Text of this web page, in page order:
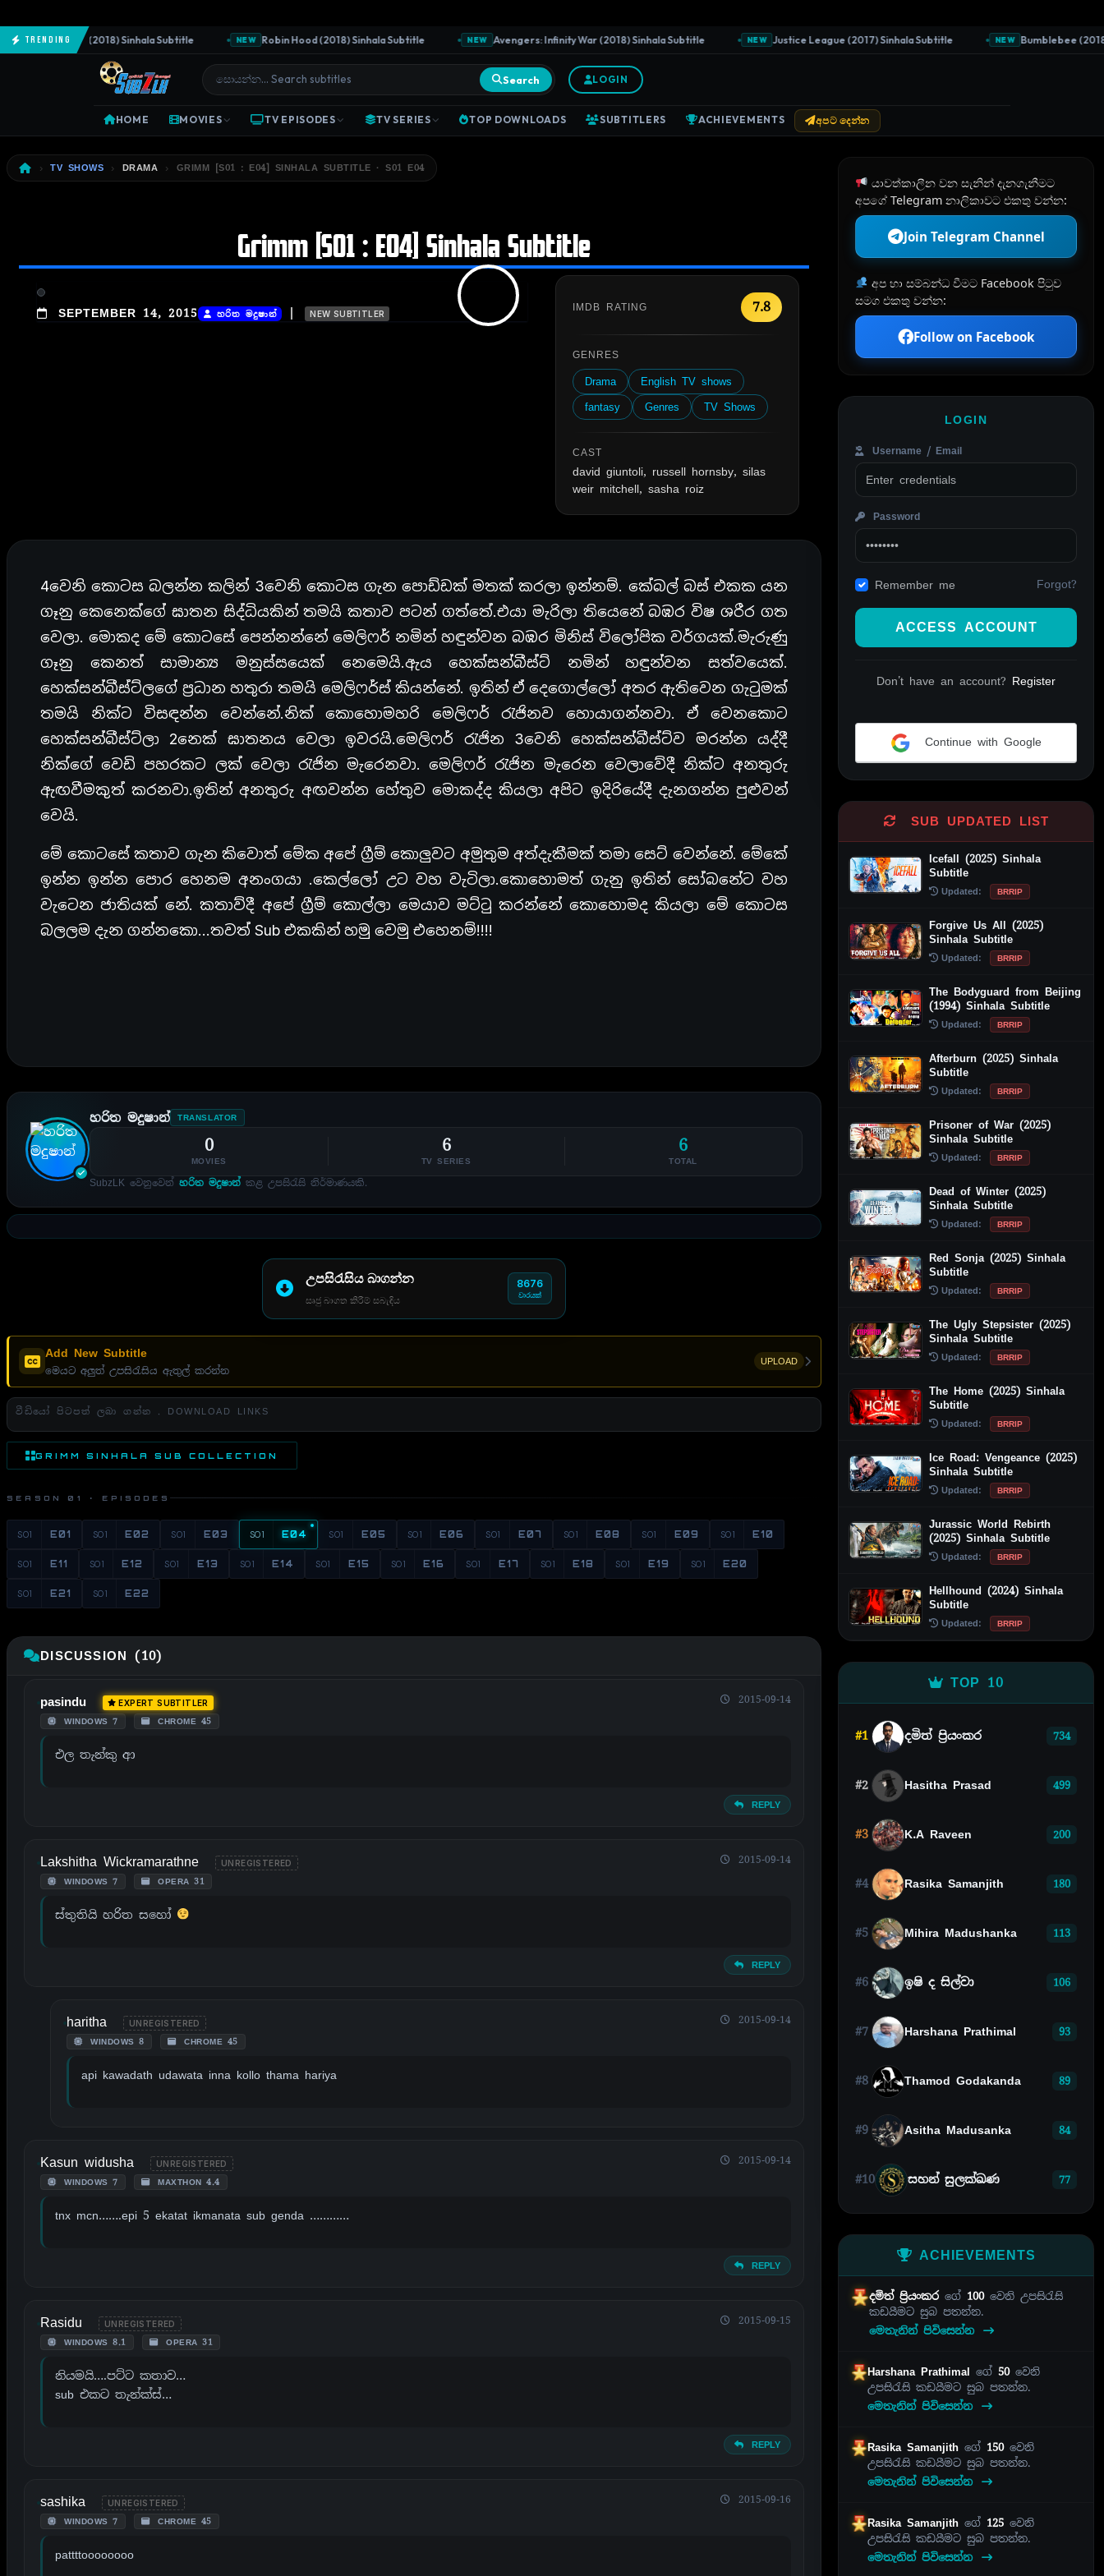
Trending
The Predator (2018) Sinhala Subtitle NEW Robin Hood (2018) Sinhala Subtitle NEW Avengers: Infinity War (2018) Sinhala Subtitle NEW Justice League (2017) Sinhala Subtitle NEW Bumblebee (2018)
Search LOGIN
HOME MOVIES TV EPISODES TV SERIES TOP DOWNLOADS SUBTITLERS ACHIEVEMENTS අපට දෙන්න
TV SHOWS DRAMA GRIMM [S01 : E04] SINHALA SUBTITLE · S01 E04
Grimm [S01 : E04] Sinhala Subtitle
SEPTEMBER 14, 2015 හරිත මදුෂාන් NEW SUBTITLER
IMDB RATING 7.8
GENRES
Drama
English TV shows
fantasy
Genres TV Shows
CAST
david giuntoli, russell hornsby, silas
weir mitchell, sasha roiz
4වෙනි කොටස බලන්න කලින් 3වෙනි කොටස ගැන පොඩ්ඩක් මතක් කරලා ඉන්නම්. කේබල් බස් එකක යන
ගෑනු කෙනෙක්ගේ ඝාතන සිද්ධියකින් තමයි කතාව පටන් ගත්තේ.එයා මැරිලා තියෙනේ බඹර විෂ ශරීර ගත
වෙලා. මොකද මේ කොටසේ පෙන්නන්නේ මෙලිෆර් නමින් හඳුන්වන බඹර මිනිස් විලෝපික වර්ගයක්.මැරුණු
ගෑනු කෙනත් සාමාන්‍ය මනුස්සයෙක් නෙමෙයි.ඇය හෙක්සන්බීස්ට් නමින් හඳුන්වන සත්වයෙක්.
හෙක්සන්බීස්ට්ලගේ ප්‍රධාන හතුරා තමයි මෙලිෆර්ස් කියන්නේ. ඉතින් ඒ දෙගොල්ලෝ අතර ඇතිවෙන ගැටුමක්
තමයි නික්ට විසඳන්න වෙන්නේ.නික් කොහොමහරි මෙලිෆර් රැජිනව හොයාගන්නවා. ඒ වෙනකොට
හෙක්සන්බීස්ට්ලා 2නෙක් ඝාතනය වෙලා ඉවරයි.මෙලිෆර් රැජින 3වෙනි හෙක්සන්බීස්ට්ව මරන්න යද්දී
නික්ගේ වෙඩි පහරකට ලක් වෙලා රැජින මැරෙනවා. මෙලිෆර් රැජින මැරෙන වෙලාවේදී නික්ට අනතුරු
ඇඟවීමකුත් කරනවා.ඉතින් අනතුරු අඟවන්න හේතුව මොකද්ද කියලා අපිට ඉදිරියේදී දැනගන්න පුළුවන්
වෙයි.
මේ කොටසේ කතාව ගැන කිවොත් මේක අපේ ග්‍රීම් කොලුවට අමුතුම අත්දැකීමක් තමා සෙට් වෙන්නේ. මේකේ
ඉන්න ඉන්න පොර හෙනම අනංගයා .කෙල්ලෝ උට වහ වැටිලා.කොහොමත් ගැනු ඉතින් සෝබනේට වහ
වැටෙන ජාතියක් නේ. කතාව්දී අපේ ග්‍රීම් කොල්ලා මෙයාව මට්ටු කරන්නේ කොහොමද කියලා මේ කොටස
බලලම දැන ගන්නකො…තවත් Sub එකකින් හමු වෙමු එහෙනම්!!!!
හරිත මදුෂාන් TRANSLATOR
0
MOVIES
6
TV SERIES
6
TOTAL
SubzLK වෙනුවෙන් හරිත මදුෂාන් කළ උපසිරැසි නිර්මාණයකි.
උපසිරැසිය බාගන්න
සෘජු බාගත කිරීම් සබැඳිය
8676
වාරයක්
Add New Subtitle
මෙයට අලුත් උපසිරැසිය ඇතුල් කරන්න
UPLOAD
වීඩියෝ පිටපත් ලබා ගන්න . DOWNLOAD LINKS
GRIMM SINHALA SUB COLLECTION
SEASON 01 · EPISODES
S01 E01 S01 E02 S01 E03 S01 E04 S01 E05 S01 E06 S01 E07 S01 E08 S01 E09 S01 E10
S01 E11 S01 E12 S01 E13 S01 E14 S01 E15 S01 E16 S01 E17 S01 E18 S01 E19 S01 E20
S01 E21 S01 E22
DISCUSSION (10)
pasindu EXPERT SUBTITLER
WINDOWS 7 CHROME 45
2015-09-14
එල තැන්කු ආ
REPLY
Lakshitha Wickramarathne UNREGISTERED
WINDOWS 7 OPERA 31
2015-09-14
ස්තුතියි හරිත සහෝ
REPLY
haritha UNREGISTERED
WINDOWS 8 CHROME 45
2015-09-14
api kawadath udawata inna kollo thama hariya
Kasun widusha UNREGISTERED
WINDOWS 7 MAXTHON 4.4
2015-09-14
tnx mcn…….epi 5 ekatat ikmanata sub genda …………
REPLY
Rasidu UNREGISTERED
WINDOWS 8.1 OPERA 31
2015-09-15
නියමයි….පට්ට කතාව…
sub එකට තැන්ක්ස්…
REPLY
sashika UNREGISTERED
WINDOWS 7 CHROME 45
2015-09-16
pattttoooooooo
යාවත්කාලීන වන සැනින් දැනගැනීමට
අපගේ Telegram නාලිකාවට එකතු වන්න:
Join Telegram Channel
අප හා සම්බන්ධ වීමට Facebook පිටුව
සමග එකතු වන්න:
Follow on Facebook
LOGIN
Username / Email
Password
Remember me Forgot?
ACCESS ACCOUNT
Don't have an account? Register
Continue with Google
SUB UPDATED LIST
Icefall (2025) Sinhala
Subtitle
Updated: BRRIP
Forgive Us All (2025)
Sinhala Subtitle
Updated: BRRIP
The Bodyguard from Beijing
(1994) Sinhala Subtitle
Updated: BRRIP
Afterburn (2025) Sinhala
Subtitle
Updated: BRRIP
Prisoner of War (2025)
Sinhala Subtitle
Updated: BRRIP
Dead of Winter (2025)
Sinhala Subtitle
Updated: BRRIP
Red Sonja (2025) Sinhala
Subtitle
Updated: BRRIP
The Ugly Stepsister (2025)
Sinhala Subtitle
Updated: BRRIP
The Home (2025) Sinhala
Subtitle
Updated: BRRIP
Ice Road: Vengeance (2025)
Sinhala Subtitle
Updated: BRRIP
Jurassic World Rebirth
(2025) Sinhala Subtitle
Updated: BRRIP
Hellhound (2024) Sinhala
Subtitle
Updated: BRRIP
TOP 10
#1 දමිත් ප්‍රියංකර 734
#2 Hasitha Prasad 499
#3 K.A Raveen 200
#4 Rasika Samanjith 180
#5 Mihira Madushanka 113
#6 ඉෂි ද සිල්වා 106
#7 Harshana Prathimal 93
#8 Thamod Godakanda 89
#9 Asitha Madusanka 84
#10 සහන් සුලක්ඛණ 77
ACHIEVEMENTS
දමිත් ප්‍රියංකර ගේ 100වෙනි උපසිරැසි
කඩයීමට සුබ පතන්න.
මෙතැනින් පිවිසෙන්න
Harshana Prathimal ගේ 50වෙනි
උපසිරැසි කඩයීමට සුබ පතන්න.
මෙතැනින් පිවිසෙන්න
Rasika Samanjithගේ 150වෙනි
උපසිරැසි කඩයීමට සුබ පතන්න.
මෙතැනින් පිවිසෙන්න
Rasika Samanjithගේ 125 වෙනි
උපසිරැසි කඩයීමට සුබ පතන්න.
මෙතැනින් පිවිසෙන්න